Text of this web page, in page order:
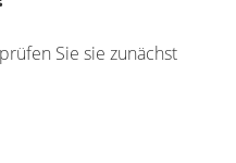
Sie sie zunächst